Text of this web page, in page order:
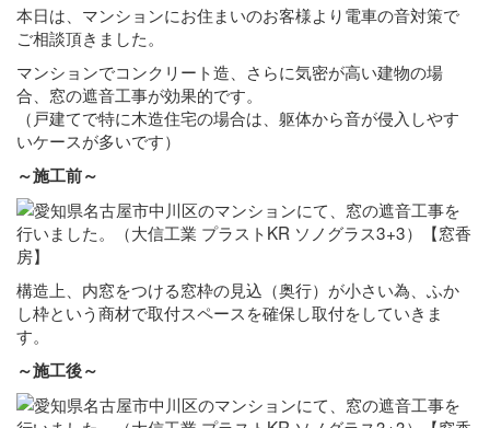
本日は、マンションにお住まいのお客様より電車の音対策で
ご相談頂きました。
マンションでコンクリート造、さらに気密が高い建物の場
合、窓の遮音工事が効果的です。
（戸建てで特に木造住宅の場合は、躯体から音が侵入しやす
いケースが多いです）
～施工前～
構造上、内窓をつける窓枠の見込（奥行）が小さい為、ふか
し枠という商材で取付スペースを確保し取付をしていきま
す。
～施工後～